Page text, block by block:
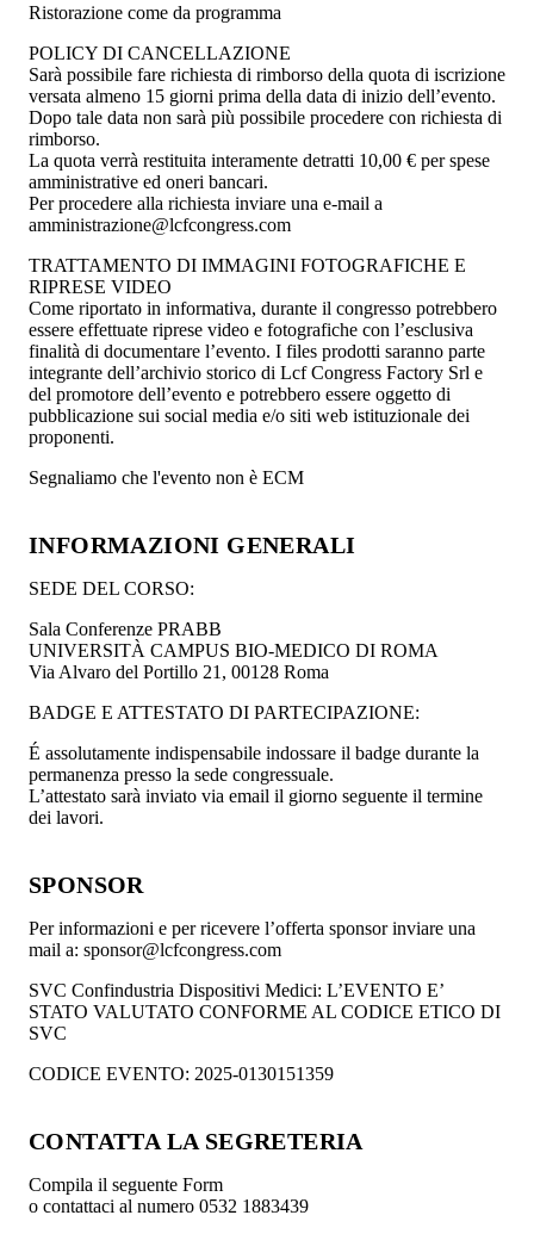
Ristorazione come da programma
POLICY DI CANCELLAZIONE
Sarà possibile fare richiesta di rimborso della quota di iscrizione
versata almeno 15 giorni prima della data di inizio dell’evento.
Dopo tale data non sarà più possibile procedere con richiesta di
rimborso.
La quota verrà restituita interamente detratti 10,00 € per spese
amministrative ed oneri bancari.
Per procedere alla richiesta inviare una e-mail a
amministrazione@lcfcongress.com
TRATTAMENTO DI IMMAGINI FOTOGRAFICHE E
RIPRESE VIDEO
Come riportato in informativa, durante il congresso potrebbero
essere effettuate riprese video e fotografiche con l’esclusiva
finalità di documentare l’evento. I files prodotti saranno parte
integrante dell’archivio storico di Lcf Congress Factory Srl e
del promotore dell’evento e potrebbero essere oggetto di
pubblicazione sui social media e/o siti web istituzionale dei
proponenti.
Segnaliamo che l'evento non è ECM
INFORMAZIONI GENERALI
SEDE DEL CORSO:
Sala Conferenze PRABB
UNIVERSITÀ CAMPUS BIO-MEDICO DI ROMA
Via Alvaro del Portillo 21, 00128 Roma
BADGE E ATTESTATO DI PARTECIPAZIONE:
É assolutamente indispensabile indossare il badge durante la
permanenza presso la sede congressuale.
L’attestato sarà inviato via email il giorno seguente il termine
dei lavori.
SPONSOR
Per informazioni e per ricevere l’offerta sponsor inviare una
mail a: sponsor@lcfcongress.com
SVC Confindustria Dispositivi Medici: L’EVENTO E’
STATO VALUTATO CONFORME AL CODICE ETICO DI
SVC
CODICE EVENTO: 2025-0130151359
CONTATTA LA SEGRETERIA
Compila il seguente Form
o contattaci al numero 0532 1883439